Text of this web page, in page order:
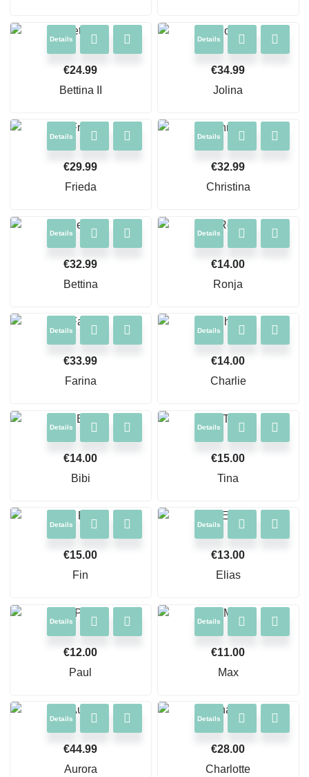
Details
€24.99
Bettina II
Details
€34.99
Jolina
Details
€29.99
Frieda
Details
€32.99
Christina
Details
€32.99
Bettina
Details
€14.00
Ronja
Details
€33.99
Farina
Details
€14.00
Charlie
Details
€14.00
Bibi
Details
€15.00
Tina
Details
€15.00
Fin
Details
€13.00
Elias
Details
€12.00
Paul
Details
€11.00
Max
Details
€44.99
Aurora
Details
€28.00
Charlotte